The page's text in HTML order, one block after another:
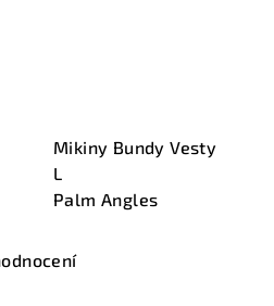
Mikiny Bundy Vesty
L
Palm Angles